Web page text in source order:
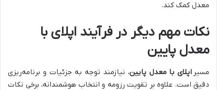
معدل کمک کند.
نکات مهم دیگر در فرآیند اپلای با
معدل پایین
مسیر اپلای با معدل پایین، نیازمند توجه به جزئیات و برنامه‌ریزی
دقیق است. علاوه بر تقویت رزومه و انتخاب هوشمندانه، برخی نکات